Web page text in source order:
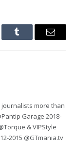
Tumblr Email
journalists more than
Garage 2018-
& VIPStyle
2015 @GTmania.tv